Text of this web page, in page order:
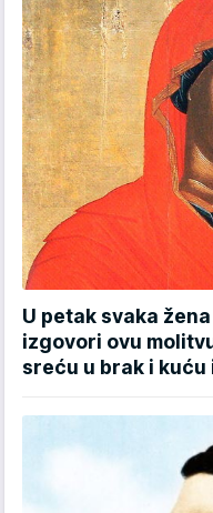
U petak svaka
izgovori ovu
sreću u brak i kuću